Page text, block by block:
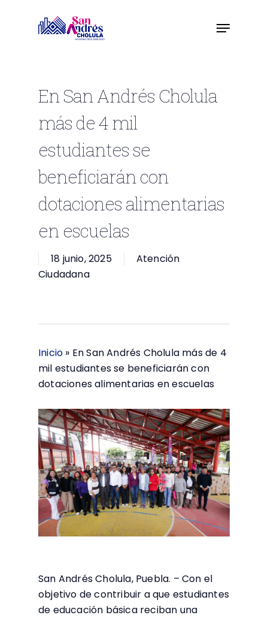
En San Andrés Cholula
más de 4 mil
estudiantes se
beneficiarán con
dotaciones alimentarias
en escuelas
18 junio, 2025
Atención
Ciudadana
Inicio » En San Andrés Cholula más de 4
mil estudiantes se beneficiarán con
dotaciones alimentarias en escuelas
San Andrés Cholula, Puebla. – Con el
objetivo de contribuir a que estudiantes
de educación básica reciban una